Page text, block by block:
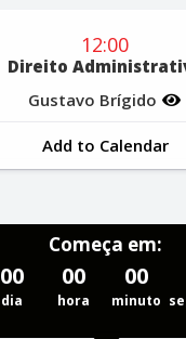
12:00
Direito
Gustavo Brígido
Add to Calendar
Começa em:
00
dia
00
hora
00
minuto